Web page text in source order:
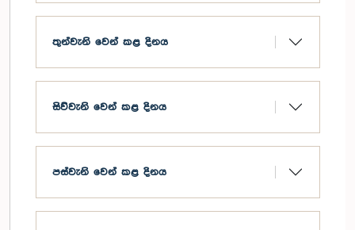
24
25
පරිපාලන කටයුතු පිළිබඳ පාර්ලිමේන්තු
කොමසාරිස් කාර්යාලය
විගණන සේවා කොමිෂන් සභාව
ජාතික ප්‍රසම්පාදන කොමිෂන් සභාව
[ප්‍රගති වාර්තා]
තුන්වැනි වෙන් කළ දිනය
සිව්වැනි වෙන් කළ දිනය
පස්වැනි වෙන් කළ දිනය